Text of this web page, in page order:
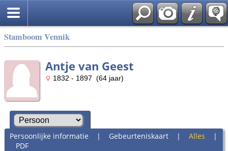
Stamboom Vennik
Antje van Geest
1832 - 1897 (64 jaar)
Persoonlijke informatie | Gebeurteniskaart| Alles |
PDF